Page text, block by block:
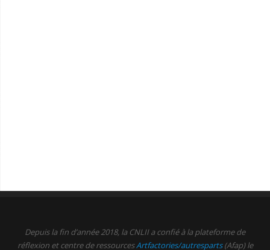
Depuis la fin d’année 2018, la CNLII a confié à la plateforme de
réflexion et centre de ressourcesArtfactories/autresparts(Afap) le